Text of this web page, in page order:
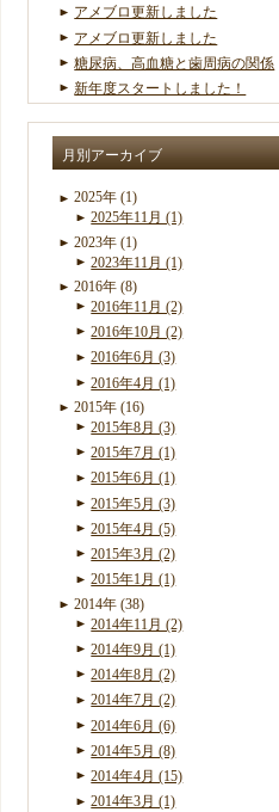
アメブロ更新しました
アメブロ更新しました
糖尿病、高血糖と歯周病の関係
新年度スタートしました！
月別アーカイブ
2025年 (1)
2025年11月 (1)
2023年 (1)
2023年11月 (1)
2016年 (8)
2016年11月 (2)
2016年10月 (2)
2016年6月 (3)
2016年4月 (1)
2015年 (16)
2015年8月 (3)
2015年7月 (1)
2015年6月 (1)
2015年5月 (3)
2015年4月 (5)
2015年3月 (2)
2015年1月 (1)
2014年 (38)
2014年11月 (2)
2014年9月 (1)
2014年8月 (2)
2014年7月 (2)
2014年6月 (6)
2014年5月 (8)
2014年4月 (15)
2014年3月 (1)